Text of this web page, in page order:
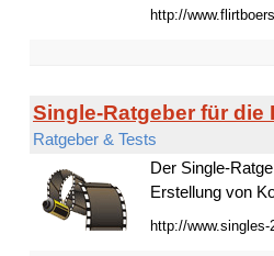
http://
Single-Ratgeber für die
Ratgeber & Tests
Der Single-
Erstellung von
http://www.singles-